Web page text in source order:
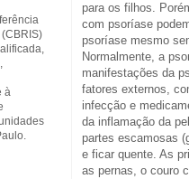
para os filhos.
com psoríase
psoríase mesmo
Normalmente, a
manifestações da
fatores externos,
infecção e
da inflamação da
partes escamosas
e ficar quente. As
as pernas, o couro
à